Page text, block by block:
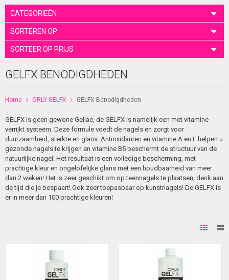
CATEGORIEËN
SORTEREN OP
SORTEER OP PRIJS
GELFX BENODIGDHEDEN
Home ORLY GELFX GELFX Benodigdheden
GELFX is geen gewone Gellac, de GELFX is namelijk een met vitamine
verrijkt systeem. Deze formule voedt de nagels en zorgt voor
duurzaamheid, sterkte en glans. Antioxidanten en vitamine A en E helpen u
gezonde nagels te krijgen en vitamine B5 beschermt de structuur van de
natuurlijke nagel. Het resultaat is een volledige bescherming, met
prachtige kleur en ongelofelijke glans met een houdbaarheid van meer
dan 2 weken! Het is zeer geschikt om op teennagels te plaatsen, denk aan
de tijd die je bespaart! Ook zeer toepasbaar op kunstnagels! De GELFX is
er in meer dan 100 prachtige kleuren!